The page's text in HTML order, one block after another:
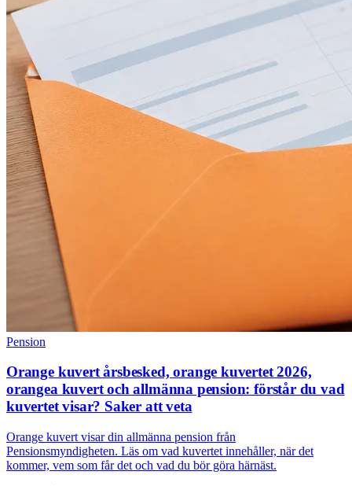
Pension
Orange kuvert årsbesked, orange kuvertet 2026,
orangea kuvert och allmänna pension: förstår du vad
kuvertet visar? Saker att veta
Orange kuvert visar din allmänna pension från
Pensionsmyndigheten. Läs om vad kuvertet innehåller, när det
kommer, vem som får det och vad du bör göra härnäst.